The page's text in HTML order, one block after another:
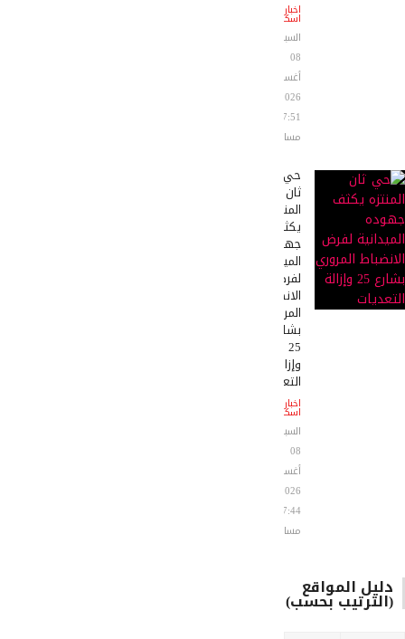
اخبار
اسكندرية
السبت
08
أغسطس
2026
07:51
مساءً
حي
ثان
المنتزه
يكثف
جهوده
الميدانية
لفرض
الانضباط
المروري
بشارع
25
وإزالة
التعديات
اخبار
اسكندرية
السبت
08
أغسطس
2026
07:44
مساءً
دليل المواقع
(الترتيب بحسب)